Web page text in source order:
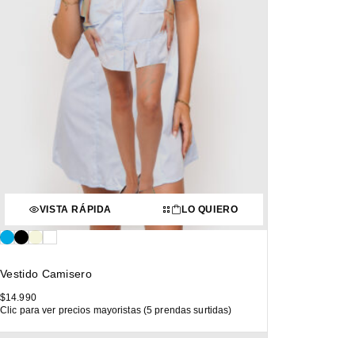
VISTA RÁPIDA LO QUIERO
Vestido Camisero
$14.990
Clic para ver precios mayoristas (5 prendas surtidas)